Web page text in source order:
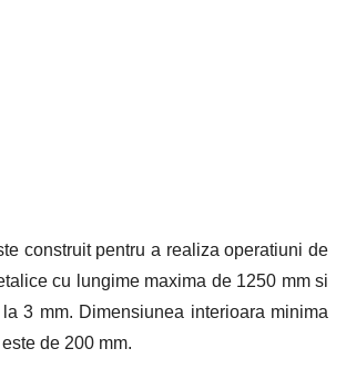
construit pentru a realiza operatiuni de
cu lungime maxima de 1250 mm si
3 mm. Dimensiunea interioara minima
de 200 mm.